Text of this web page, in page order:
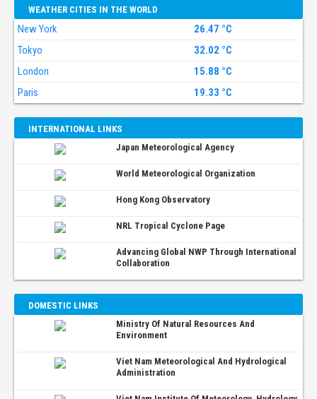
WEATHER CITIES IN THE WORLD
New York
26.47 °C
Tokyo
32.02 °C
London
15.88 °C
Paris
19.33 °C
INTERNATIONAL LINKS
Japan Meteorological Agency
World Meteorological Organization
Hong Kong Observatory
NRL Tropical Cyclone Page
Advancing Global NWP Through International
Collaboration
DOMESTIC LINKS
Ministry Of Natural Resources And
Environment
Viet Nam Meteorological And Hydrological
Administration